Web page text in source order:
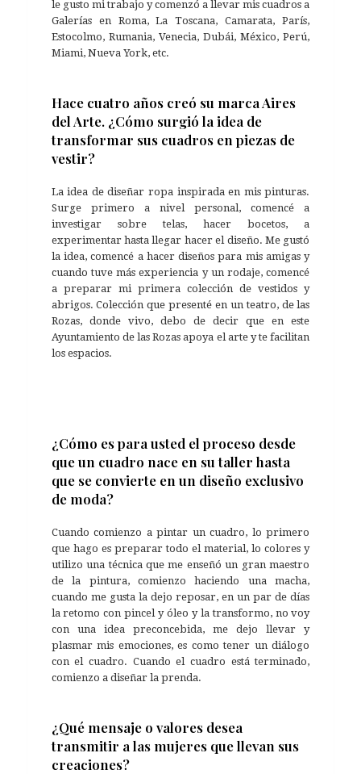
le gusto mi trabajo y comenzó a llevar mis cuadros a
Galerías en Roma, La Toscana, Camarata, París,
Estocolmo, Rumania, Venecia, Dubái, México, Perú,
Miami, Nueva York, etc.
Hace cuatro años creó su marca Aires
del Arte. ¿Cómo surgió la idea de
transformar sus cuadros en piezas de
vestir?
La idea de diseñar ropa inspirada en mis pinturas.
Surge primero a nivel personal, comencé a
investigar sobre telas, hacer bocetos, a
experimentar hasta llegar hacer el diseño. Me gustó
la idea, comencé a hacer diseños para mis amigas y
cuando tuve más experiencia y un rodaje, comencé
a preparar mi primera colección de vestidos y
abrigos. Colección que presenté en un teatro, de las
Rozas, donde vivo, debo de decir que en este
Ayuntamiento de las Rozas apoya el arte y te facilitan
los espacios.
¿Cómo es para usted el proceso desde
que un cuadro nace en su taller hasta
que se convierte en un diseño exclusivo
de moda?
Cuando comienzo a pintar un cuadro, lo primero
que hago es preparar todo el material, lo colores y
utilizo una técnica que me enseñó un gran maestro
de la pintura, comienzo haciendo una macha,
cuando me gusta la dejo reposar, en un par de días
la retomo con pincel y óleo y la transformo, no voy
con una idea preconcebida, me dejo llevar y
plasmar mis emociones, es como tener un diálogo
con el cuadro. Cuando el cuadro está terminado,
comienzo a diseñar la prenda.
¿Qué mensaje o valores desea
transmitir a las mujeres que llevan sus
creaciones?